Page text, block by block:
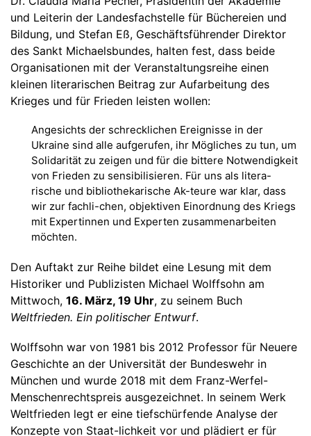
und Leiterin der Landesfachstelle für Büchereien und
Bildung, und Stefan Eß, Geschäftsführender Direktor
des Sankt Michaelsbundes, halten fest, dass beide
Organisationen mit der Veranstaltungsreihe einen
kleinen literarischen Beitrag zur Aufarbeitung des
Krieges und für Frieden leisten wollen:
Angesichts der schrecklichen Ereignisse in der
Ukraine sind alle aufgerufen, ihr Mögliches zu tun, um
Solidarität zu zeigen und für die bittere Notwendigkeit
von Frieden zu sensibilisieren. Für uns als litera-
rische und bibliothekarische Ak-teure war klar, dass
wir zur fachli-chen, objektiven Einordnung des Kriegs
mit Expertinnen und Experten zusammenarbeiten
möchten.
Den Auftakt zur Reihe bildet eine Lesung mit dem
Historiker und Publizisten Michael Wolffsohn am
Mittwoch, 16. März, 19 Uhr, zu seinem Buch
Weltfrieden. Ein politischer Entwurf.
Wolffsohn war von 1981 bis 2012 Professor für Neuere
Geschichte an der Universität der Bundeswehr in
München und wurde 2018 mit dem Franz-Werfel-
Menschenrechtspreis ausgezeichnet. In seinem Werk
Weltfrieden legt er eine tiefschürfende Analyse der
Konzepte von Staat-lichkeit vor und plädiert er für